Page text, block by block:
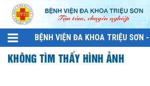
BỆNH VIỆN ĐA KHOA TRIỆU SƠN
KHÔNG TÌM THẤY HÌNH ẢNH